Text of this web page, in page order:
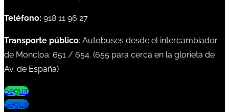
Teléfono: 918 11 96 27
Transporte público: Autobuses desde el intercambiador
de Moncloa: 651 / 654. (655 para cerca en la glorieta de
Av. de España)
Seguir
Seguir